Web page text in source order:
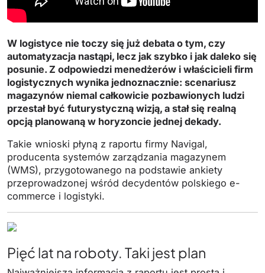
W logistyce nie toczy się już debata o tym, czy
automatyzacja nastąpi, lecz jak szybko i jak daleko się
posunie. Z odpowiedzi menedżerów i właścicieli firm
logistycznych wynika jednoznacznie: scenariusz
magazynów niemal całkowicie pozbawionych ludzi
przestał być futurystyczną wizją, a stał się realną
opcją planowaną w horyzoncie jednej dekady.
Takie wnioski płyną z raportu firmy Navigal,
producenta systemów zarządzania magazynem
(WMS), przygotowanego na podstawie ankiety
przeprowadzonej wśród decydentów polskiego e-
commerce i logistyki.
Pięć lat na roboty. Taki jest plan